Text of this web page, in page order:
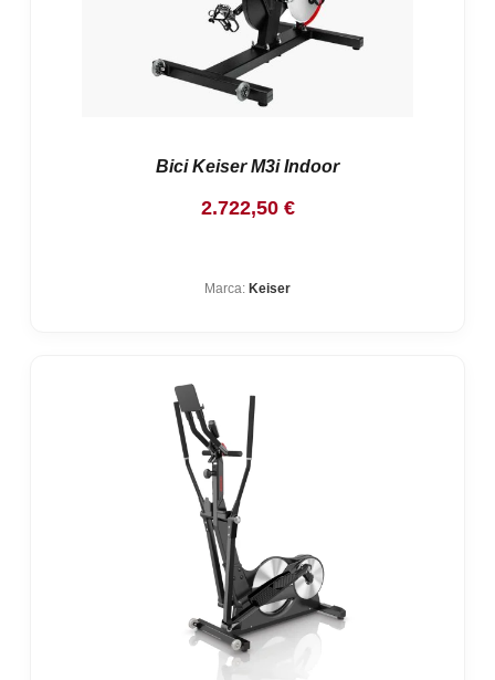
Bici Keiser M3i Indoor
2.722,50 €
Marca: Keiser